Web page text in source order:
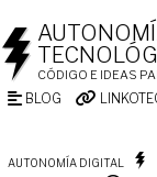
CÓDIGO E IDEAS
BLOG
AUTONOMÍA DIGITAL